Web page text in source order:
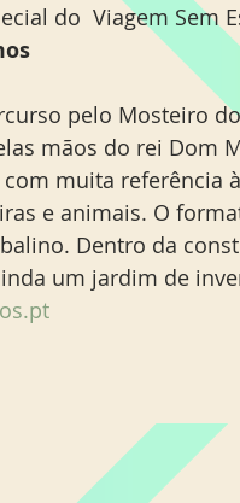
do  Viagem Sem
pelo Mosteiro
mãos do rei Dom
muita referência
e animais. O
Dentro da
um jardim de